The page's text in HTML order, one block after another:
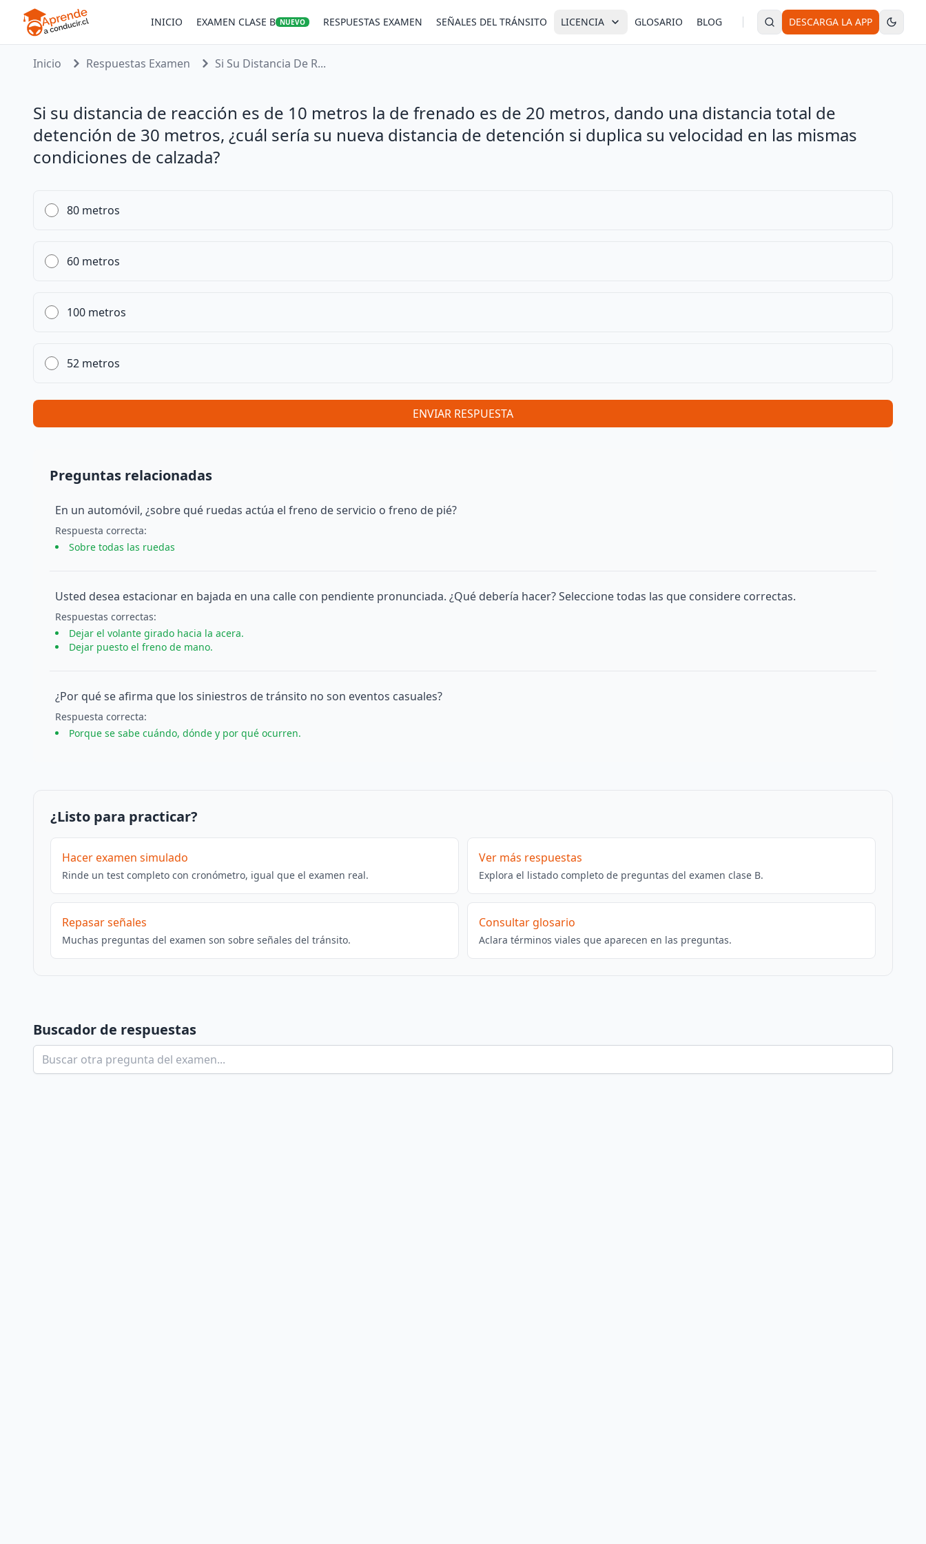
INICIO EXAMEN CLASE B NUEVO RESPUESTAS EXAMEN SEÑALES DEL TRÁNSITO LICENCIA GLOSARIO BLOG DESCARGA LA APP
Inicio Respuestas Examen Si Su Distancia De R...
Si su distancia de reacción es de 10 metros la de frenado es de 20 metros, dando una distancia total de
detención de 30 metros, ¿cuál sería su nueva distancia de detención si duplica su velocidad en las mismas
condiciones de calzada?
80 metros
60 metros
100 metros
52 metros
ENVIAR RESPUESTA
Preguntas relacionadas
En un automóvil, ¿sobre qué ruedas actúa el freno de servicio o freno de pié?
Respuesta correcta:
Sobre todas las ruedas
Usted desea estacionar en bajada en una calle con pendiente pronunciada. ¿Qué debería hacer? Seleccione todas las que considere correctas.
Respuestas correctas:
Dejar el volante girado hacia la acera.
Dejar puesto el freno de mano.
¿Por qué se afirma que los siniestros de tránsito no son eventos casuales?
Respuesta correcta:
Porque se sabe cuándo, dónde y por qué ocurren.
¿Listo para practicar?
Hacer examen simulado
Rinde un test completo con cronómetro, igual que el examen real.
Ver más respuestas
Explora el listado completo de preguntas del examen clase B.
Repasar señales
Muchas preguntas del examen son sobre señales del tránsito.
Consultar glosario
Aclara términos viales que aparecen en las preguntas.
Buscador de respuestas